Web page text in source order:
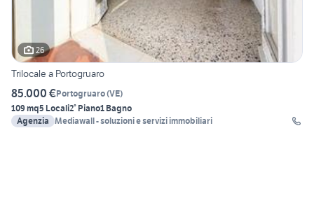
26
Trilocale a Portogruaro
85.000 €Portogruaro(VE)
109 mq5 Locali2° Piano1 Bagno
Agenzia Mediawall - soluzioni e servizi immobiliari